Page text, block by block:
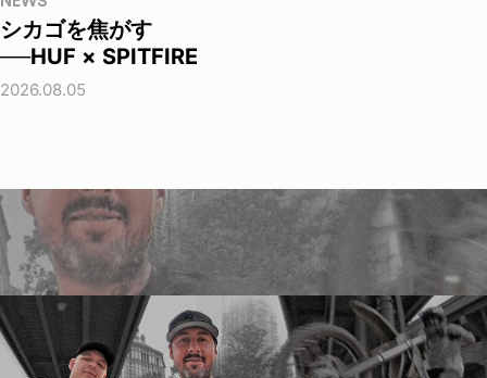
シカゴを焦がす
──HUF × SPITFIRE
2026.08.05